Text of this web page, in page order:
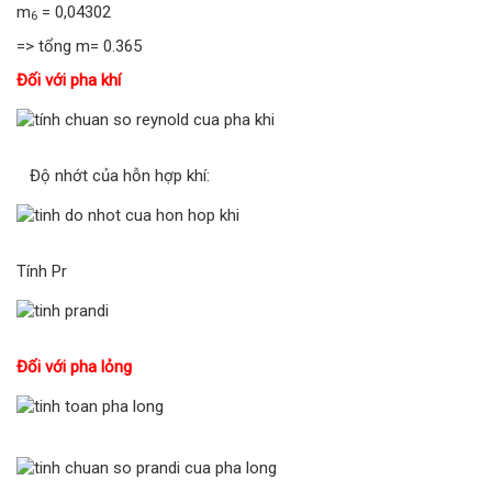
m6 = 0,04302
=> tổng m= 0.365
Đối với pha khí
Độ nhớt của hỗn hợp khí:
Tính Pr
Đối với pha lỏng